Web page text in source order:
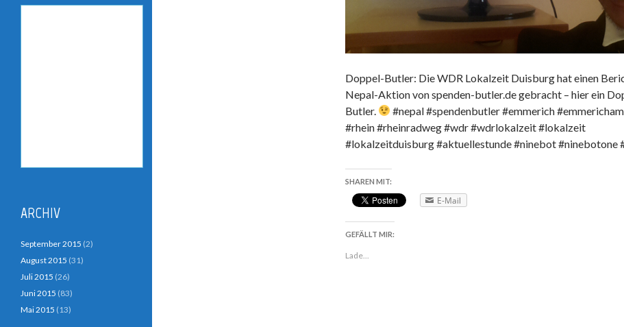
Doppel-Butler: Die WDR Lokalzeit Duisburg hat einen
Nepal-Aktion von spenden-butler.de gebracht – hier ein
Butler.
#nepal #spendenbutler #emmerich
#rhein #rheinradweg #wdr #wdrlokalzeit #lokalzeit
#lokalzeitduisburg #aktuellestunde #ninebot #ninebotone
SHAREN MIT:
E-Mail
GEFÄLLT MIR:
Lade...
ARCHIV
September 2015 (2)
August 2015 (31)
Juli 2015 (26)
Juni 2015 (83)
Mai 2015 (13)